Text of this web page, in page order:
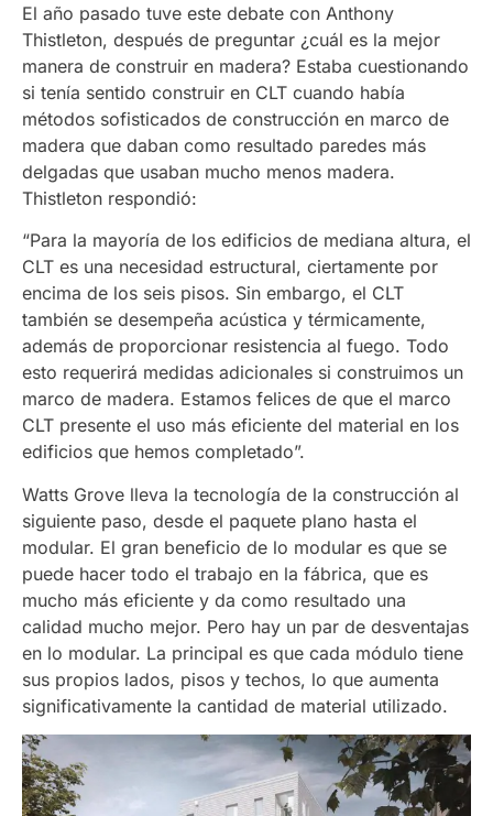
El año pasado tuve este debate con Anthony
Thistleton, después de preguntar ¿cuál es la mejor
manera de construir en madera? Estaba cuestionando
si tenía sentido construir en CLT cuando había
métodos sofisticados de construcción en marco de
madera que daban como resultado paredes más
delgadas que usaban mucho menos madera.
Thistleton respondió:
“Para la mayoría de los edificios de mediana altura, el
CLT es una necesidad estructural, ciertamente por
encima de los seis pisos. Sin embargo, el CLT
también se desempeña acústica y térmicamente,
además de proporcionar resistencia al fuego. Todo
esto requerirá medidas adicionales si construimos un
marco de madera. Estamos felices de que el marco
CLT presente el uso más eficiente del material en los
edificios que hemos completado”.
Watts Grove lleva la tecnología de la construcción al
siguiente paso, desde el paquete plano hasta el
modular. El gran beneficio de lo modular es que se
puede hacer todo el trabajo en la fábrica, que es
mucho más eficiente y da como resultado una
calidad mucho mejor. Pero hay un par de desventajas
en lo modular. La principal es que cada módulo tiene
sus propios lados, pisos y techos, lo que aumenta
significativamente la cantidad de material utilizado.